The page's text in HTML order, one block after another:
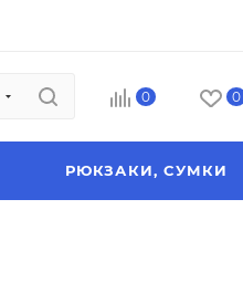
0 0
РЮКЗАКИ, СУМКИ